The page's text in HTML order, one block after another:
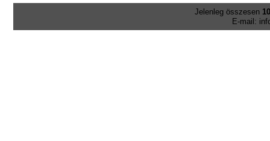
Jelenleg összesen
E-mail: